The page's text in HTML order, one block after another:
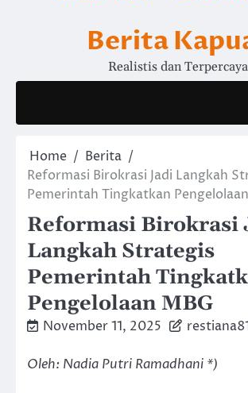
Berita
Realistis dan Terpercaya
Home
Berita
Reformasi Birokrasi Jadi Langkah
Pemerintah Tingkatkan
Reformasi Birokrasi
Langkah Strategis
Pemerintah
Pengelolaan MBG
November 11, 2025
Oleh: Nadia Putri Ramadhani *)